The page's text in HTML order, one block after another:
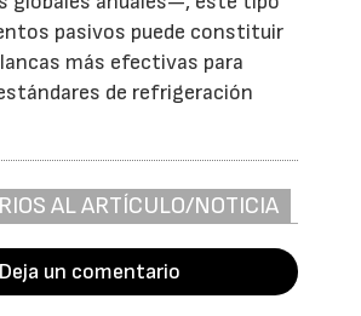
pasivos puede constituir
más efectivas para
de refrigeración
AL ARTÍCULO/NOTICIA
Deja un comentario